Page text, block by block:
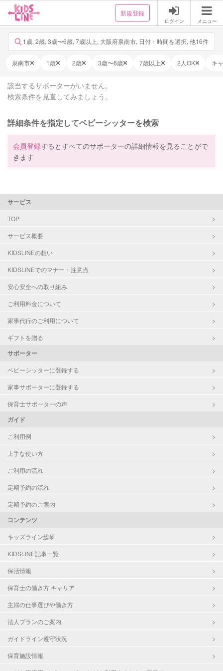
新規登録
ログイン メニュー
1歳, 2歳, 3歳〜6歳, 7歳以上, 大阪府泉南市, 日付・時間を選択, 他16件
泉南市 1歳 2歳 3歳〜6歳 7歳以上 2人OK キ
該当するサポーターがいません。
検索条件を見直してみましょう。
詳細条件を指定してベビーシッターを検索
会員登録するとすべてのサポーターの詳細情報を見ることがで
きます
サービス
TOP
サービス概要
KIDSLINEの想い
KIDSLINEでのマナー・注意点
安心安全への取り組み
ご利用料金について
家事代行のご利用について
ギフトを贈る
サポーター
ベビーシッターに登録する
家事サポーターに登録する
保育士サポーターの声
ガイド
ご利用例
上手な使い方
ご利用の流れ
定期予約の流れ
定期予約のご案内
コンテンツ
キッズライン総研
KIDSLINE記事一覧
保活情報
保育士の働き方 キャリア
主婦の仕事選びや働き方
法人プランのご案内
ガイドライン遵守状況
保育施設情報